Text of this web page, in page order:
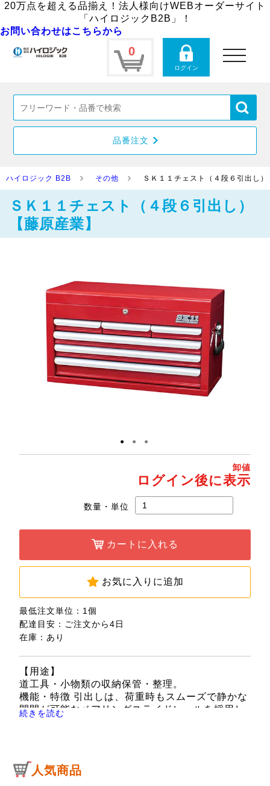
20万点を超える品揃え！法人様向けWEBオーダーサイト
「ハイロジックB2B」！
お問い合わせはこちらから
0
ログイン
toggle
navigation
品番注文
ハイロジック B2B その他 ＳＫ１１チェスト（４段６引出し
ＳＫ１１チェスト（４段６引出し）
【藤原産業】
● ● ●
卸値
ログイン後に表示
数量・単位
カートに入れる
お気に入りに追加
最低注文単位：1個
配達目安：ご注文から4日
在庫：あり
【用途】
道工具・小物類の収納保管・整理。
機能・特徴 引出しは、荷重時もスムーズで静かな
開閉が可能なベアリングスライドレールを採用し
仕切り板をトップ部に設置し、スペースを区切る
ことで収納性・利便性が向上しました。
続きを読む
人気商品